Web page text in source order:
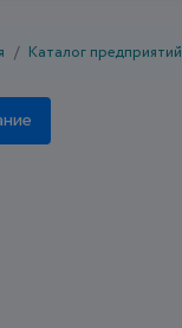
Каталог предприятий